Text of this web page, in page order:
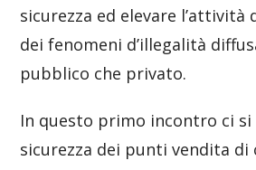
sicurezza ed elevare l’attività
dei fenomeni d’illegalità
pubblico che privato.
In questo primo incontro ci
sicurezza dei punti vendita di